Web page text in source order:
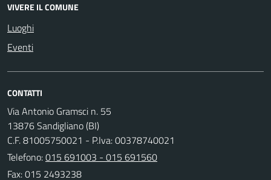
VIVERE IL COMUNE
Luoghi
Eventi
CONTATTI
Via Antonio Gramsci n. 55
13876 Sandigliano (BI)
C.F. 81005750021 - P.Iva: 00378740021
Telefono:015 691003 - 015 691560
Fax: 015 2493238